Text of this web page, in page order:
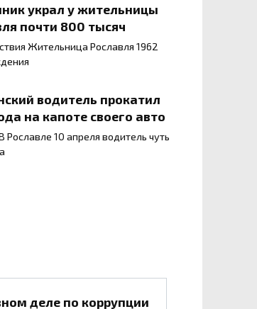
украл у жительницы
почти 800 тысяч
Жительница Рославля 1962
водитель прокатил
на капоте своего авто
Рославле 10 апреля водитель чуть
деле по коррупции